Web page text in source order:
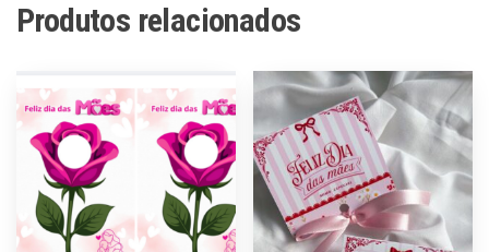
Produtos relacionados